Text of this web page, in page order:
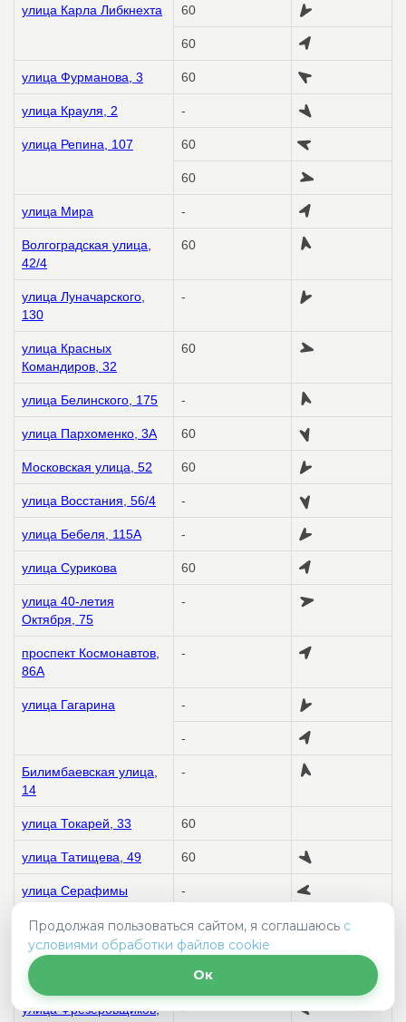
улица Карла Либкнехта 60
60
улица Фурманова, 3 60
улица Крауля, 2 -
улица Репина, 107 60
60
улица Мира -
Волгоградская улица,
42/4
60
улица Луначарского,
130
-
улица Красных
Командиров, 32
60
улица Белинского, 175 -
улица Пархоменко, 3А 60
Московская улица, 52 60
улица Восстания, 56/4 -
улица Бебеля, 115А -
улица Сурикова 60
улица 40-летия
Октября, 75
-
проспект Космонавтов,
86А
-
улица Гагарина -
-
Билимбаевская улица,
14
-
улица Токарей, 33 60
улица Татищева, 49 60
улица Серафимы
-
-
проспект Космонавтов,
48
60
улица Фрезеровщиков,
-
Продолжая пользоваться сайтом, я соглашаюсь с
условиями обработки файлов cookie
Ок